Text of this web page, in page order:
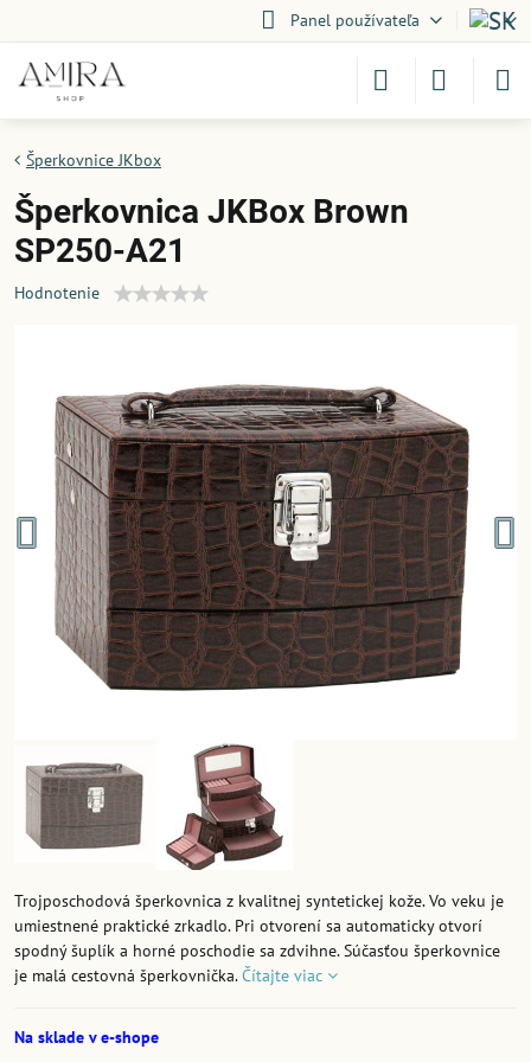
Panel používateľa
Šperkovnice JKbox
Šperkovnica JKBox Brown
SP250-A21
Hodnotenie
Trojposchodová šperkovnica z kvalitnej syntetickej kože. Vo veku je
umiestnené praktické zrkadlo. Pri otvorení sa automaticky otvorí
spodný šuplík a horné poschodie sa zdvihne. Súčasťou šperkovnice
je malá cestovná šperkovnička.Čítajte viac
Na sklade v e-shope